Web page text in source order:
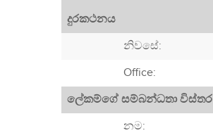
දුරකථනය
නිවසේ:
Office:
ලේකම්ගේ සම්බන්ධතා විස්තර
නම: